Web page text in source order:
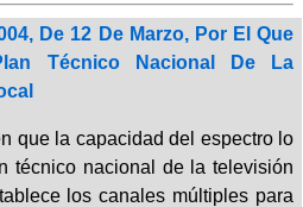
De 12 De Marzo, Por El Que
Técnico Nacional De La
que la capacidad del espectro lo
técnico nacional de la televisión
los canales múltiples para